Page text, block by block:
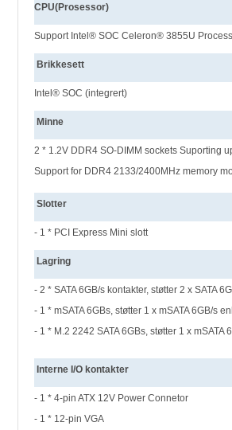
CPU(Prosessor)
Support Intel® SOC Celeron® 3855U
Brikkesett
Intel® SOC (integrert)
Minne
2 * 1.2V DDR4 SO-DIMM sockets Suporting
Support for DDR4 2133/2400MHz memory
Slotter
- 1 * PCI Express Mini slott
Lagring
- 2 * SATA 6GB/s kontakter, støtter 2 x SATA
- 1 * mSATA 6GBs, støtter 1 x mSATA 6GB/s
- 1 * M.2 2242 SATA6GBs, støtter 1 x mSATA
Interne I/O kontakter
- 1 * 4-pin ATX 12V Power Connetor
- 1 * 12-pin VGA